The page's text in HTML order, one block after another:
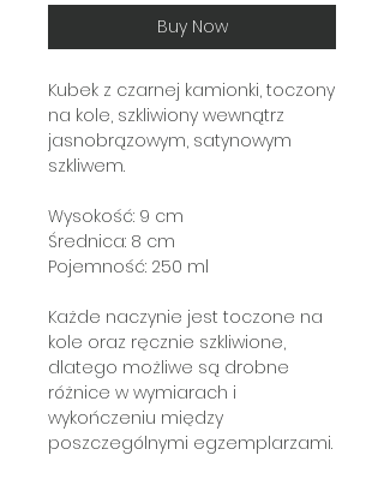
Buy Now
Kubek z czarnej kamionki, toczony
na kole, szkliwiony wewnątrz
jasnobrązowym, satynowym
szkliwem.
Wysokość: 9 cm
Średnica: 8 cm
Pojemność: 250 ml
Każde naczynie jest toczone na
kole oraz ręcznie szkliwione,
dlatego możliwe są drobne
różnice w wymiarach i
wykończeniu między
poszczególnymi egzemplarzami.